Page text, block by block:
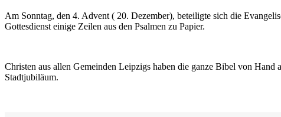
Am Sonntag, den 4. Advent ( 20. Dezember), beteiligte sich die
Gottesdienst einige Zeilen aus den Psalmen zu Papier.
Christen aus allen Gemeinden Leipzigs haben die ganze Bibel von
Stadtjubiläum.